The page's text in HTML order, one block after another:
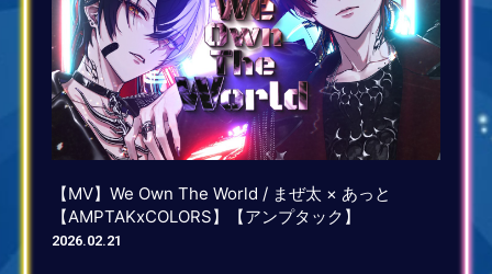
【MV】We Own The World / まぜ太 × あっと
【AMPTAKxCOLORS】【アンプタック】
2026.02.21